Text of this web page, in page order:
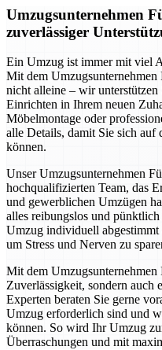
Umzugsunternehmen
zuverlässiger
Ein Umzug ist immer mit viel
Mit dem Umzugsunternehmen
nicht alleine – wir
Einrichten in Ihrem neuen
Möbelmontage oder
alle Details, damit Sie sich auf
können.
Unser Umzugsunternehmen
hochqualifizierten Team, das
und gewerblichen Umzügen
alles reibungslos und
Umzug individuell
um Stress und Nerven zu
Mit dem
Zuverlässigkeit, sondern auch
Experten beraten Sie gerne
Umzug erforderlich sind und
können. So wird Ihr Umzug
Überraschungen und mit